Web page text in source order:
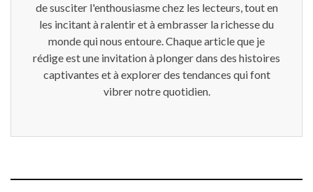
de susciter l'enthousiasme chez les lecteurs, tout en
les incitant à ralentir et à embrasser la richesse du
monde qui nous entoure. Chaque article que je
rédige est une invitation à plonger dans des histoires
captivantes et à explorer des tendances qui font
vibrer notre quotidien.